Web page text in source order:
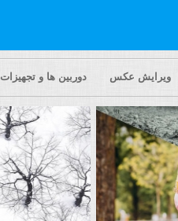
ویرایش عکس دوربین ها و تجهیزات